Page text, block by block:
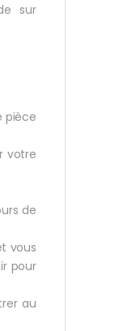
sur
pièce
votre
de
vous
pour
au